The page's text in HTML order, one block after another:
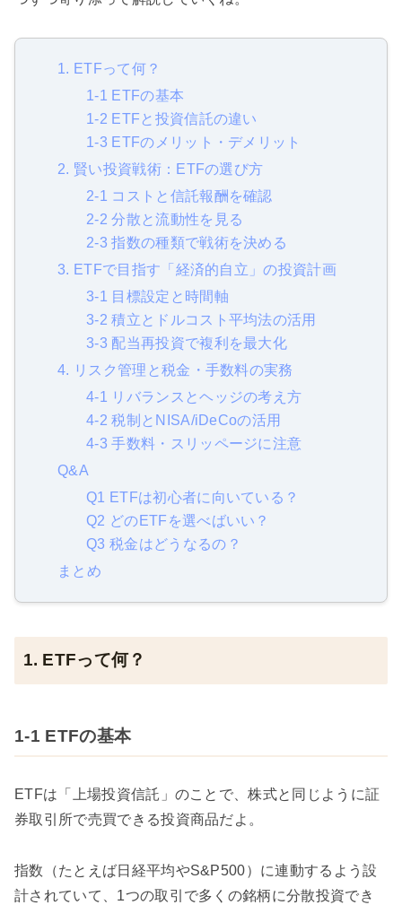
1. ETFって何？
1-1 ETFの基本
1-2 ETFと投資信託の違い
1-3 ETFのメリット・デメリット
2. 賢い投資戦術：ETFの選び方
2-1 コストと信託報酬を確認
2-2 分散と流動性を見る
2-3 指数の種類で戦術を決める
3. ETFで目指す「経済的自立」の投資計画
3-1 目標設定と時間軸
3-2 積立とドルコスト平均法の活用
3-3 配当再投資で複利を最大化
4. リスク管理と税金・手数料の実務
4-1 リバランスとヘッジの考え方
4-2 税制とNISA/iDeCoの活用
4-3 手数料・スリッページに注意
Q&A
Q1 ETFは初心者に向いている？
Q2 どのETFを選べばいい？
Q3 税金はどうなるの？
まとめ
1. ETFって何？
1-1 ETFの基本
ETFは「上場投資信託」のことで、株式と同じように証
券取引所で売買できる投資商品だよ。
指数（たとえば日経平均やS&P500）に連動するよう設
計されていて、1つの取引で多くの銘柄に分散投資でき